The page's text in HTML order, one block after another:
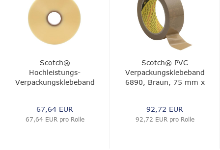
Scotch®
Hochleistungs-
Verpackungsklebeband
mm
67,64 EUR
67,64 EUR pro Rolle
Scotch® PVC
Verpackungsklebeband
6890, Braun, 75 mm x
92,72 EUR
92,72 EUR pro Rolle